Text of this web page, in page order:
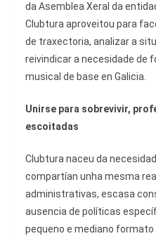
da Asemblea Xeral da
Clubtura aproveitou para
de traxectoria, analizar a
reivindicar a necesidade de
musical de base en Galicia.
Unirse para sobrevivir,
escoitadas
Clubtura naceu da
compartían unha mesma
administrativas, escasa
ausencia de políticas
pequeno e mediano